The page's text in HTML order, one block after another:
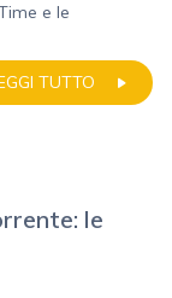
e le
TUTTO
le